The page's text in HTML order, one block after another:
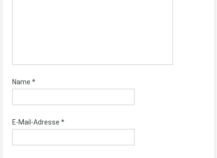
Name *
E-Mail-Adresse *